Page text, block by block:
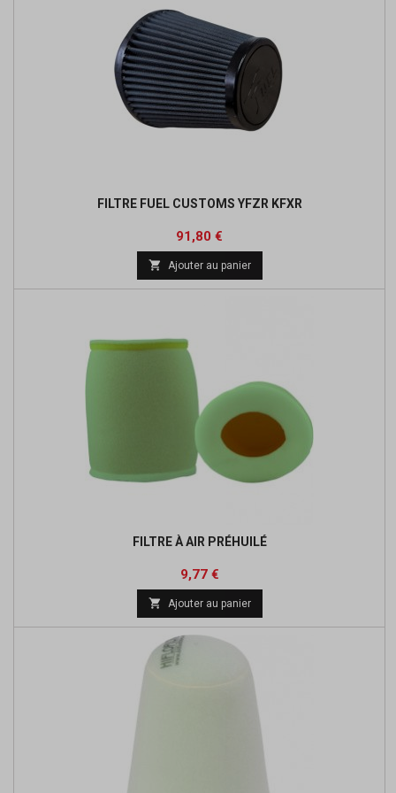
FILTRE FUEL CUSTOMS YFZR KFXR
Prix
91,80 €
base
 Ajouter au panier
FILTRE À AIR PRÉHUILÉ
Prix
9,77 €Prix
base
 Ajouter au panier